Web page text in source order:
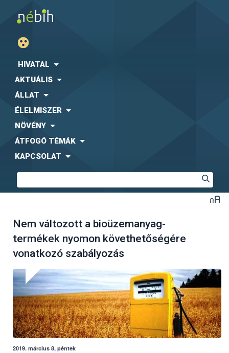
HIVATAL
AKTUÁLIS
ÁLLAT
ÉLELMISZER
NÖVÉNY
ÁTFOGÓ TÉMÁK
KAPCSOLAT
Nem változott a bioüzemanyag-
termékek nyomon követhetőségére
vonatkozó szabályozás
2019. március 8, péntek